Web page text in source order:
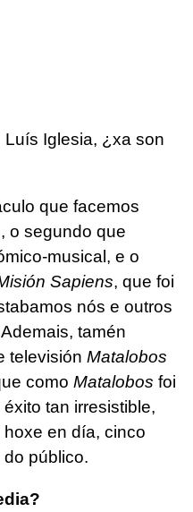
Luís Iglesia, ¿xa son
que facemos
o segundo que
musical, e o
Sapiens, que foi
nós e outros
tamén
televisión Matalobos
como Matalobos foi
tan irresistible,
en día, cinco
público.